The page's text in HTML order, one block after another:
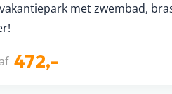
met zwembad,
472,-